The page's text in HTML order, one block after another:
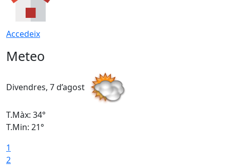
Accedeix
Meteo
Divendres, 7 d’agost
T.Màx: 34°
T.Min: 21°
1
2